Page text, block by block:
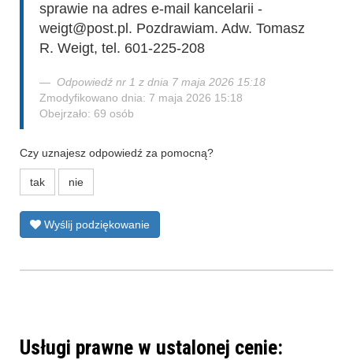
sprawie na adres e-mail kancelarii -
weigt@post.pl. Pozdrawiam. Adw. Tomasz
R. Weigt, tel. 601-225-208
Odpowiedź nr 1 z dnia 7 maja 2026 15:18
Zmodyfikowano dnia: 7 maja 2026 15:18
Obejrzało: 69 osób
Czy uznajesz odpowiedź za pomocną?
tak nie
Wyślij podziękowanie
Usługi prawne w ustalonej cenie: